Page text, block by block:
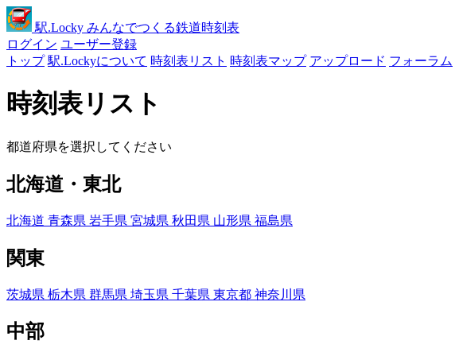
駅.Locky みんなでつくる鉄道時刻表
ログイン ユーザー登録
トップ 駅.Lockyについて 時刻表リスト 時刻表マップ アップロード フォーラム
時刻表リスト
都道府県を選択してください
北海道・東北
北海道 青森県 岩手県 宮城県 秋田県 山形県 福島県
関東
茨城県 栃木県 群馬県 埼玉県 千葉県 東京都 神奈川県
中部